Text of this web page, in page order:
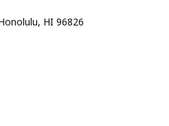
HI 96826